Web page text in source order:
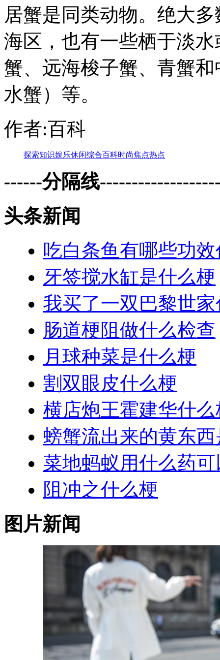
居蟹是同类动物。绝大
海区，也有一些栖于淡
蟹、远海梭子蟹、青蟹
水蟹）等。
作者:百科
探索知识娱乐休闲综合百科时尚焦点热点
------分隔线
头条新闻
吃白条鱼有哪些功
牙签搅水缸是什么梗
我买了一双巴黎世
肠道梗阻做什么检查
月球种菜是什么梗
割双眼皮什么梗
横店炮王霍建华什么
螃蟹流出来的黄东
菜地蚂蚁用什么药
阻冲之什么梗
图片新闻